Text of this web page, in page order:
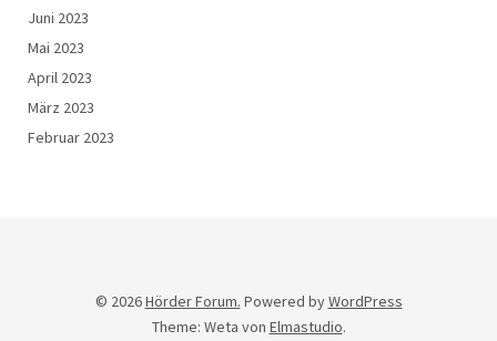
Juni 2023
Mai 2023
April 2023
März 2023
Februar 2023
© 2026Hörder Forum. Powered byWordPress
Theme: Weta von Elmastudio.